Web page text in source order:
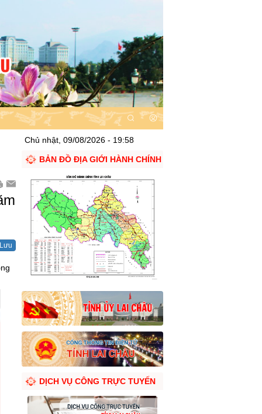
Chủ nhật, 09/08/2026 - 19:58
Lưu
BẢN ĐỒ ĐỊA GIỚI HÀNH CHÍNH
DỊCH VỤ CÔNG TRỰC TUYẾN